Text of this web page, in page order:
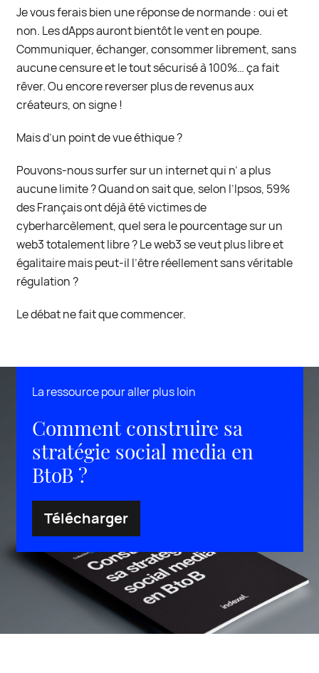
Je vous ferais bien une réponse de normande : oui et
non. Les dApps auront bientôt le vent en poupe.
Communiquer, échanger, consommer librement, sans
aucune censure et le tout sécurisé à 100%… ça fait
rêver. Ou encore reverser plus de revenus aux
créateurs, on signe !
Mais d’un point de vue éthique ?
Pouvons-nous surfer sur un internet qui n’ a plus
aucune limite ? Quand on sait que, selon l’Ipsos, 59%
des Français ont déjà été victimes de
cyberharcèlement, quel sera le pourcentage sur un
web3 totalement libre ? Le web3 se veut plus libre et
égalitaire mais peut-il l’être réellement sans véritable
régulation ?
Le débat ne fait que commencer.
La ressource pour aller plus loin
Comment construire sa
stratégie social media en
BtoB ?
Télécharger